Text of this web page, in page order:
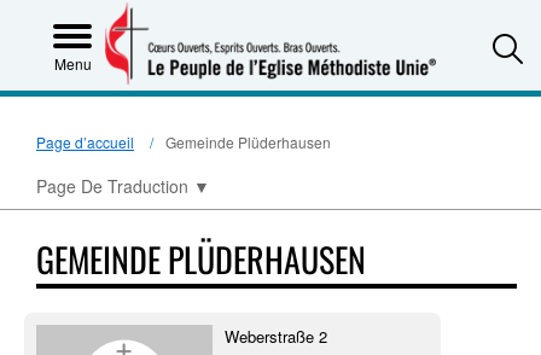
Menu
Page d’accueil Gemeinde Plüderhausen
Page De Traduction ▼
GEMEINDE PLÜDERHAUSEN
Weberstraße 2